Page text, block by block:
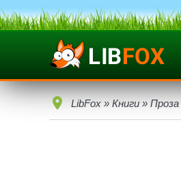
LibFox » Книги » Проза